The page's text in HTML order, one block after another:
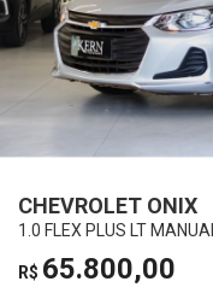
CHEVROLET ONIX
1.0 FLEX PLUS LT MANUAL
R$ 65.800,00